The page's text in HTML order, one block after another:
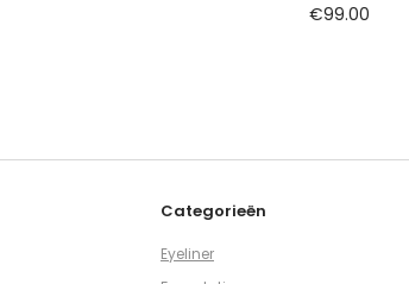
€99.00
Categorieën
Eyeliner